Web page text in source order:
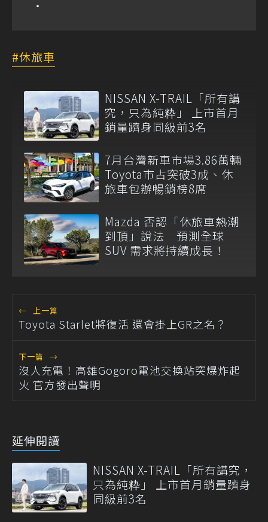
休旅車
NISSAN X-TRAIL「所有講
究，只為純粋」 上市首月
銷量躋身同級前3名
7月台灣新車市場3.86萬輛
Toyota市占突破3成、休
旅車包辦暢銷榜8席
Mazda 否認「休旅車熱潮
到頂」說法 預測全球
SUV 需求將持續成長！
← 上一篇
Toyota Starlet將復活 還會掛上GR之名？
下一篇 →
沒人充電！高雄Gogoro電池交換站突爆炸起
火 官方發出聲明
延伸閱讀
NISSAN X-TRAIL「所有講究，
只為純粋」 上市首月銷量躋身
同級前3名